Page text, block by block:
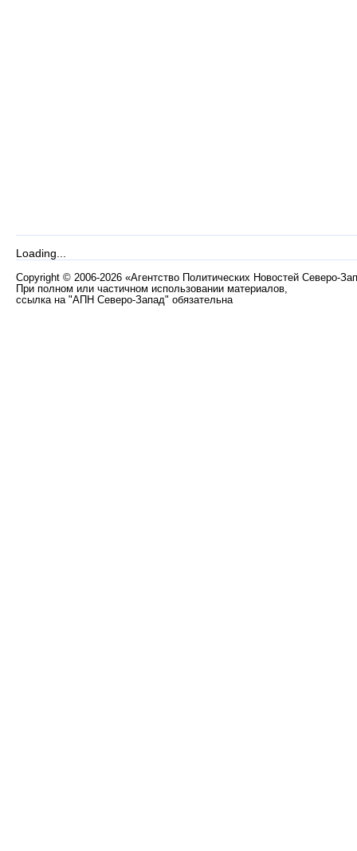
Loading...
Copyright © 2006-2026 «Агентство Политических Новостей Северо-
При полном или частичном использовании материалов,
ссылка на "АПН Северо-Запад" обязательна